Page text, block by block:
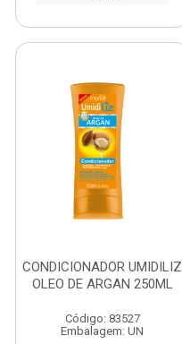
CONDICIONADOR UMIDILIZ
OLEO DE ARGAN 250ML
Código: 83527
Embalagem: UN